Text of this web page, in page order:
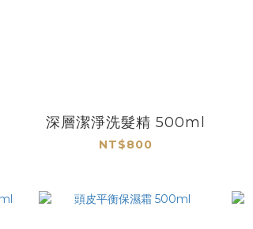
深層潔淨洗髮精 500ml
NT$800